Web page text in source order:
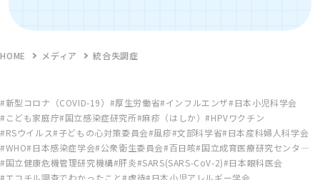
HOME メディア 統合失調症
新型コロナ（COVID-19） 厚生労働省 インフルエンザ 日本小児科学会
こども家庭庁 国立感染症研究所 麻疹（はしか） HPVワクチン
RSウイルス 子どもの心対策委員会 風疹 文部科学省 日本産科婦人科学会
WHO 日本感染症学会 公衆衛生委員会 百日咳 国立成育医療研究センタ―
国立健康危機管理研究機構 肝炎 SARS(SARS-CoV-2)
日本眼科医会
エコチル調査でわかったこと 虐待 日本小児アレルギー学会